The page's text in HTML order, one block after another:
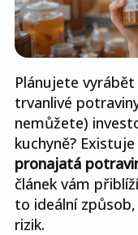
Plánujete
trvanlivé
nemůžete)
kuchyně?
pronajatá
článek vám
to ideální
rizik.